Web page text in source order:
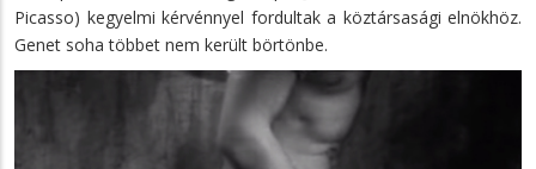
Picasso) kegyelmi kérvénnyel fordultak a köztársasági elnökhöz.
Genet soha többet nem került börtönbe.